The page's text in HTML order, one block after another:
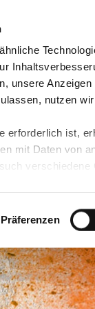
unsere
nutzen
erforderlich ist,
mit Daten von
Daten führen
unseren
Funktionen
mittels
erteilte
Präferenzen
& Angebote